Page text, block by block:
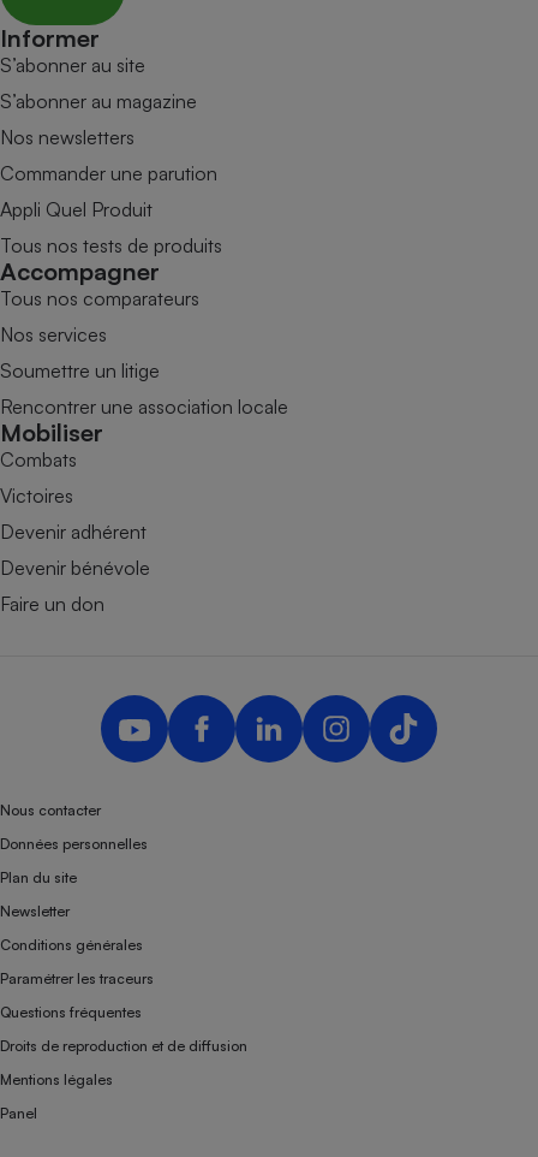
Informer
S’abonner au site
S’abonner au magazine
Nos newsletters
Commander une parution
Appli Quel Produit
Tous nos tests de produits
Accompagner
Tous nos comparateurs
Nos services
Soumettre un litige
Rencontrer une association locale
Mobiliser
Combats
Victoires
Devenir adhérent
Devenir bénévole
Faire un don
Nous contacter
Données personnelles
Plan du site
Newsletter
Conditions générales
Paramétrer les traceurs
Questions fréquentes
Droits de reproduction et de diffusion
Mentions légales
Panel